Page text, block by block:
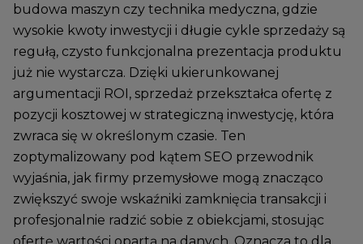
budowa maszyn czy technika medyczna, gdzie
wysokie kwoty inwestycji i długie cykle sprzedaży są
regułą, czysto funkcjonalna prezentacja produktu
już nie wystarcza. Dzięki ukierunkowanej
argumentacji ROI, sprzedaż przekształca ofertę z
pozycji kosztowej w strategiczną inwestycję, która
zwraca się w określonym czasie. Ten
zoptymalizowany pod kątem SEO przewodnik
wyjaśnia, jak firmy przemysłowe mogą znacząco
zwiększyć swoje wskaźniki zamknięcia transakcji i
profesjonalnie radzić sobie z obiekcjami, stosując